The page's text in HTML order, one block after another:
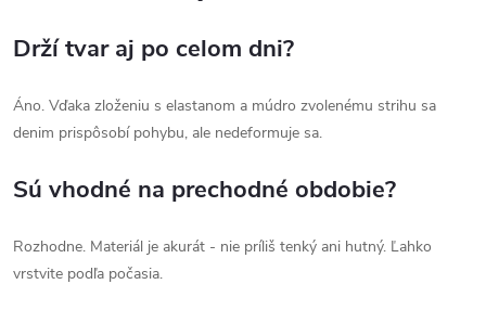
Drží tvar aj po celom dni?
Áno. Vďaka zloženiu s elastanom a múdro zvolenému strihu sa
denim prispôsobí pohybu, ale nedeformuje sa.
Sú vhodné na prechodné obdobie?
Rozhodne. Materiál je akurát - nie príliš tenký ani hutný. Ľahko
vrstvite podľa počasia.